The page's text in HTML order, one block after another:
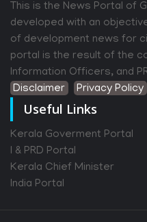
This is the News Portal of
developed with an
of development news for
portal is the result of the
Information Officers, and
Disclaimer
Privacy Policy
Useful Links
Kerala Goverment Portal
I & PRD Portal
Kerala Chief Minister
India Portal